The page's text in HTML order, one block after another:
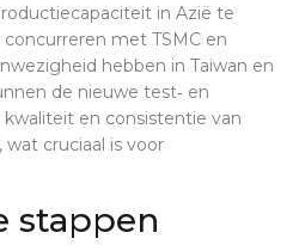
in Azië te
met TSMC en
hebben in Taiwan en
de nieuwe test‑ en
en consistentie van
cruciaal is voor
stappen